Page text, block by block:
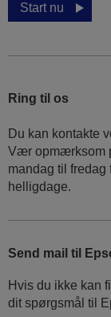
Start nu
Ring til os
Du kan kontakte
Vær opmærksom
mandag til fredag
helligdage.
Send mail til
Hvis du ikke kan
dit spørgsmål til